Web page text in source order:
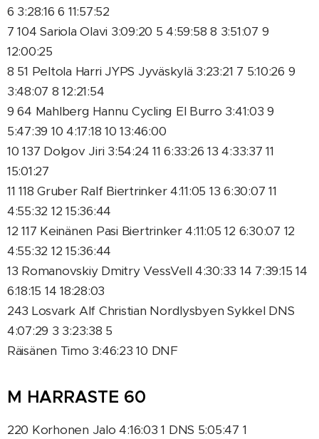
6 3:28:16 6 11:57:52
7 104 Sariola Olavi 3:09:20 5 4:59:58 8 3:51:07 9
12:00:25
8 51 Peltola Harri JYPS Jyväskylä 3:23:21 7 5:10:26 9
3:48:07 8 12:21:54
9 64 Mahlberg Hannu Cycling El Burro 3:41:03 9
5:47:39 10 4:17:18 10 13:46:00
10 137 Dolgov Jiri 3:54:24 11 6:33:26 13 4:33:37 11
15:01:27
11 118 Gruber Ralf Biertrinker 4:11:05 13 6:30:07 11
4:55:32 12 15:36:44
12 117 Keinänen Pasi Biertrinker 4:11:05 12 6:30:07 12
4:55:32 12 15:36:44
13 Romanovskiy Dmitry VessVell 4:30:33 14 7:39:15 14
6:18:15 14 18:28:03
243 Losvark Alf Christian Nordlysbyen Sykkel DNS
4:07:29 3 3:23:38 5
Räisänen Timo 3:46:23 10 DNF
M HARRASTE 60
220 Korhonen Jalo 4:16:03 1 DNS 5:05:47 1